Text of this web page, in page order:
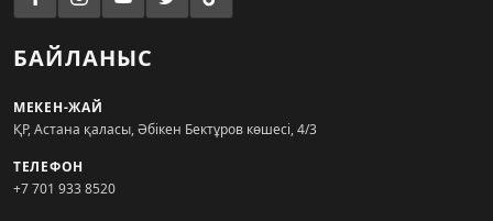
БАЙЛАНЫС
МЕКЕН-ЖАЙ
ҚР, Астана қаласы, Әбікен Бектұров көшесі, 4/3
ТЕЛЕФОН
+7 701 933 8520